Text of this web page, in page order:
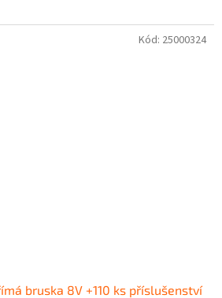
bruska 8V +110 ks příslušenství
Kód: 25000324